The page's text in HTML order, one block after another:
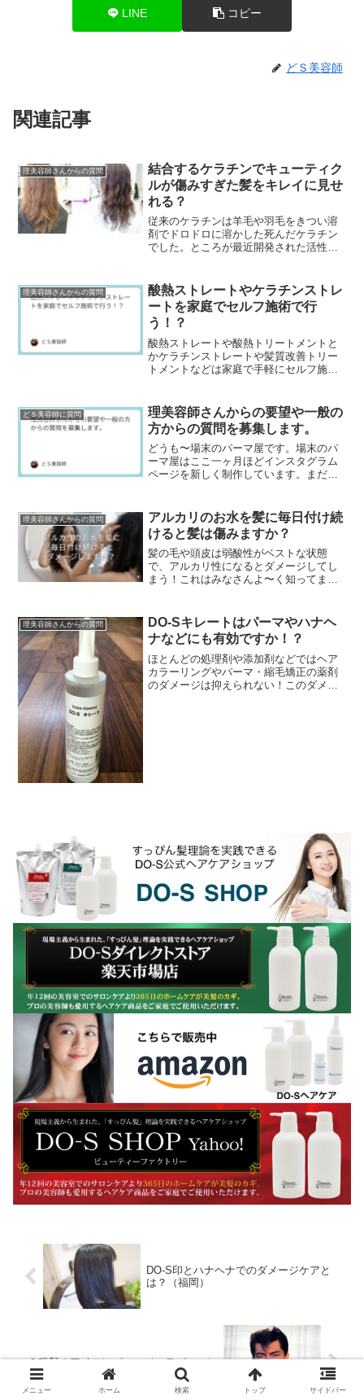
LINE コピー
どＳ美容師
関連記事
理美容師さんからの質問
結合するケラチンでキューティク
ルが傷みすぎた髪をキレイに見せ
れる？
従来のケラチンは羊毛や羽毛をきつい溶
剤でドロドロに溶かした死んだケラチン
でした。ところが最近開発された活性ケ
ンに非常に類似した生...
理美容師さんからの質問
酸熱ストレートやケラチンストレ
ートを家庭でセルフ施術で行
う！？
酸熱ストレートや酸熱トリートメントと
かケラチンストレートや髪質改善トリー
トメントなどは家庭で手軽にセルフ施術
髪の毛を傷める事もな...
どＳ美容師に質問
理美容師さんからの要望や一般の
方からの質問を募集します。
どうも〜場末のパーマ屋です。場末のパ
ーマ屋はここ一ヶ月ほどインスタグラム
ページを新しく制作しています。まだま
日記のインスタグラ...
理美容師さんからの質問
アルカリのお水を髪に毎日付け続
けると髪は傷みますか？
髪の毛や頭皮は弱酸性がベストな状態
で、アルカリ性になるとダメージしてし
まう！これはみなさんよ〜く知ってます
りパーマや縮毛矯正を効...
理美容師さんからの質問
DO-Sキレートはパーマやハナヘ
ナなどにも有効ですか！？
ほとんどの処理剤や添加剤などではヘア
カラーリングやパーマ・縮毛矯正の薬剤
のダメージは抑えられない！このダメー
DO-S印とハナヘナでのダメージケアと
は？（福岡）
２種類のアイロンパーマ（コテパーマ）
メニュー ホーム 検索 トップ サイドバー